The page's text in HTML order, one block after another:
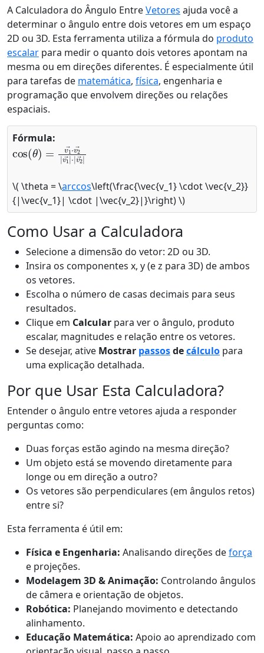
A Calculadora do Ângulo EntreVetores ajuda você a
determinar o ângulo entre dois vetores em um espaço
2D ou 3D. Esta ferramenta utiliza a fórmula do produto
escalar para medir o quanto dois vetores apontam na
mesma ou em direções diferentes. É especialmente útil
para tarefas de matemática, física, engenharia e
programação que envolvem direções ou relações
espaciais.
Fórmula:
cos(θ)=v →⋅v
⋅ |v2→|
\( \theta = \arccos\left(\frac{\vec{v_1} \cdot \vec{v_2}}
{|\vec{v_1}| \cdot |\vec{v_2}|}\right) \)
Como Usar a Calculadora
Selecione a dimensão do vetor: 2D ou 3D.
Insira os componentes x, y (e z para 3D) de ambos
os vetores.
Escolha o número de casas decimais para seus
resultados.
Clique em Calcular para ver o ângulo, produto
escalar, magnitudes e relação entre os vetores.
Se desejar, ative Mostrar passosdecálculo para
uma explicação detalhada.
Por que Usar Esta Calculadora?
Entender o ângulo entre vetores ajuda a responder
perguntas como:
Duas forças estão agindo na mesma direção?
Um objeto está se movendo diretamente para
longe ou em direção a outro?
Os vetores são perpendiculares (em ângulos retos)
entre si?
Esta ferramenta é útil em:
Física e Engenharia: Analisando direções deforça
e projeções.
Modelagem 3D & Animação: Controlando ângulos
de câmera e orientação de objetos.
Robótica: Planejando movimento e detectando
alinhamento.
Educação Matemática: Apoio ao aprendizado com